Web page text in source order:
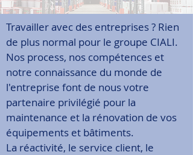
Travailler avec des entreprises ? Rien
de plus normal pour le groupe CIALI.
Nos process, nos compétences et
notre connaissance du monde de
l'entreprise font de nous votre
partenaire privilégié pour la
maintenance et la rénovation de vos
équipements et bâtiments.
La réactivité, le service client, le